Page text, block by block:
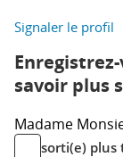
Signaler le profil
savoir plus
Madame
sorti(e) plus